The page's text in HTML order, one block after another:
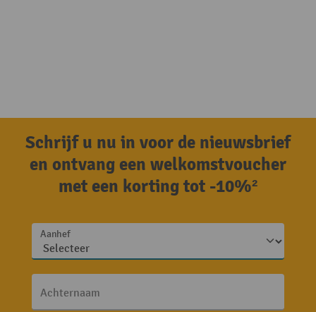
Schrijf u nu in voor de nieuwsbrief
en ontvang een welkomstvoucher
met een korting tot -10%²
Aanhef
Achternaam